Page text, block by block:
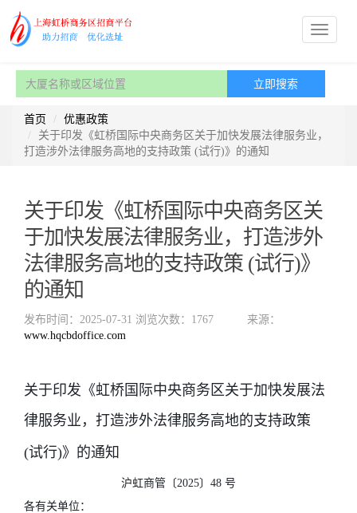
首页
优惠政策
关于印发《虹桥国际中央商务区关于加快发展法律服务业，
打造涉外法律服务高地的支持政策 (试行)》的通知
关于印发《虹桥国际中央商务区关
于加快发展法律服务业，打造涉外
法律服务高地的支持政策 (试行)》
的通知
发布时间：2025-07-31 浏览次数：1767
来源：
www.hqcbdoffice.com
关于印发《虹桥国际中央商务区关于加快发展法
律服务业，打造涉外法律服务高地的支持政策
(试行)》的通知
沪虹商管〔2025〕48 号
各有关单位：